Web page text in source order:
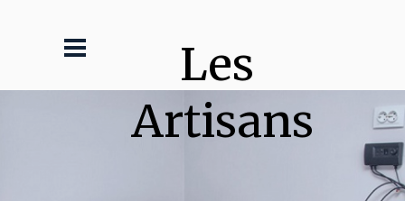
Les
Artisans